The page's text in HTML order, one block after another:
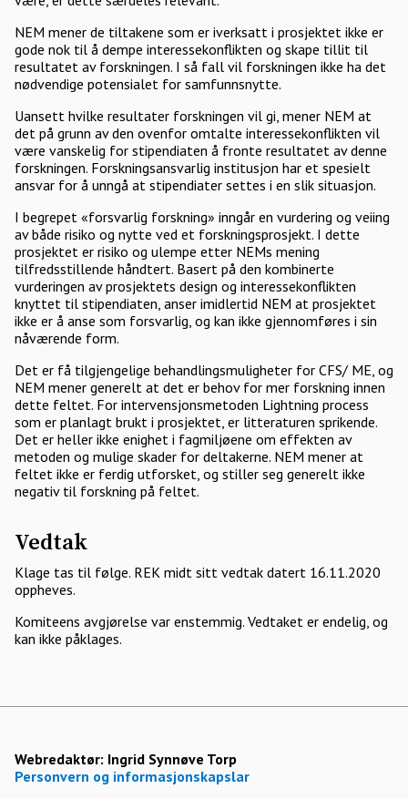
NEM mener de tiltakene som er iverksatt i prosjektet ikke er
gode nok til å dempe interessekonflikten og skape tillit til
resultatet av forskningen. I så fall vil forskningen ikke ha det
nødvendige potensialet for samfunnsnytte.
Uansett hvilke resultater forskningen vil gi, mener NEM at
det på grunn av den ovenfor omtalte interessekonflikten vil
være vanskelig for stipendiaten å fronte resultatet av denne
forskningen. Forskningsansvarlig institusjon har et spesielt
ansvar for å unngå at stipendiater settes i en slik situasjon.
I begrepet «forsvarlig forskning» inngår en vurdering og veiing
av både risiko og nytte ved et forskningsprosjekt. I dette
prosjektet er risiko og ulempe etter NEMs mening
tilfredsstillende håndtert. Basert på den kombinerte
vurderingen av prosjektets design og interessekonflikten
knyttet til stipendiaten, anser imidlertid NEM at prosjektet
ikke er å anse som forsvarlig, og kan ikke gjennomføres i sin
nåværende form.
Det er få tilgjengelige behandlingsmuligheter for CFS/ ME, og
NEM mener generelt at det er behov for mer forskning innen
dette feltet. For intervensjonsmetoden Lightning process
som er planlagt brukt i prosjektet, er litteraturen sprikende.
Det er heller ikke enighet i fagmiljøene om effekten av
metoden og mulige skader for deltakerne. NEM mener at
feltet ikke er ferdig utforsket, og stiller seg generelt ikke
negativ til forskning på feltet.
Vedtak
Klage tas til følge. REK midt sitt vedtak datert 16.11.2020
oppheves.
Komiteens avgjørelse var enstemmig. Vedtaket er endelig, og
kan ikke påklages.
Webredaktør: Ingrid Synnøve Torp
Personvern og informasjonskapslar